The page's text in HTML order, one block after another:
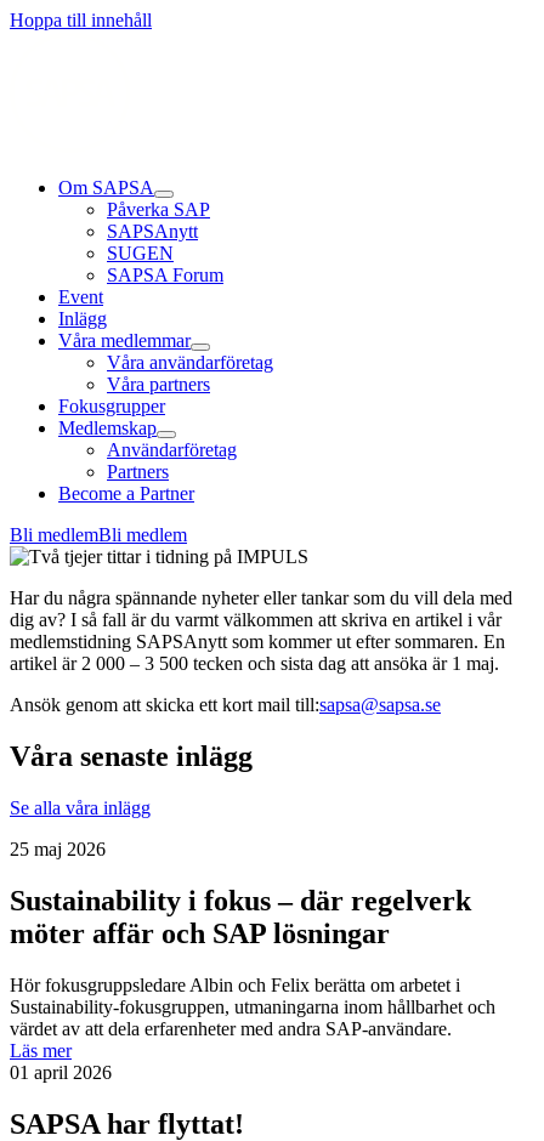
Hoppa till innehåll
Om SAPSA
Påverka SAP
SAPSAnytt
SUGEN
SAPSA Forum
Event
Inlägg
Våra medlemmar
Våra användarföretag
Våra partners
Fokusgrupper
Medlemskap
Användarföretag
Partners
Become a Partner
Bli medlemBli medlem
Har du några spännande nyheter eller tankar som du vill dela med
dig av? I så fall är du varmt välkommen att skriva en artikel i vår
medlemstidning SAPSAnytt som kommer ut efter sommaren. En
artikel är 2 000 – 3 500 tecken och sista dag att ansöka är 1 maj.
Ansök genom att skicka ett kort mail till:sapsa@sapsa.se
Våra senaste inlägg
Se alla våra inlägg
25 maj 2026
Sustainability i fokus – där regelverk
möter affär och SAP lösningar
Hör fokusgruppsledare Albin och Felix berätta om arbetet i
Sustainability-fokusgruppen, utmaningarna inom hållbarhet och
värdet av att dela erfarenheter med andra SAP-användare.
Läs mer
01 april 2026
SAPSA har flyttat!